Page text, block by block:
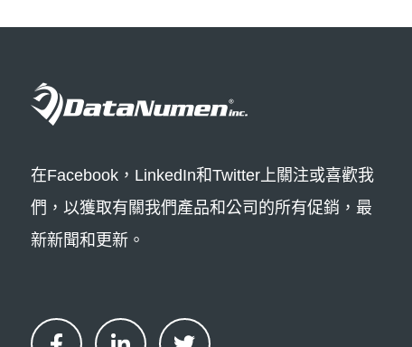
在Facebook，LinkedIn和Twitter上關注或喜歡我
們，以獲取有關我們產品和公司的所有促銷，最
新新聞和更新。